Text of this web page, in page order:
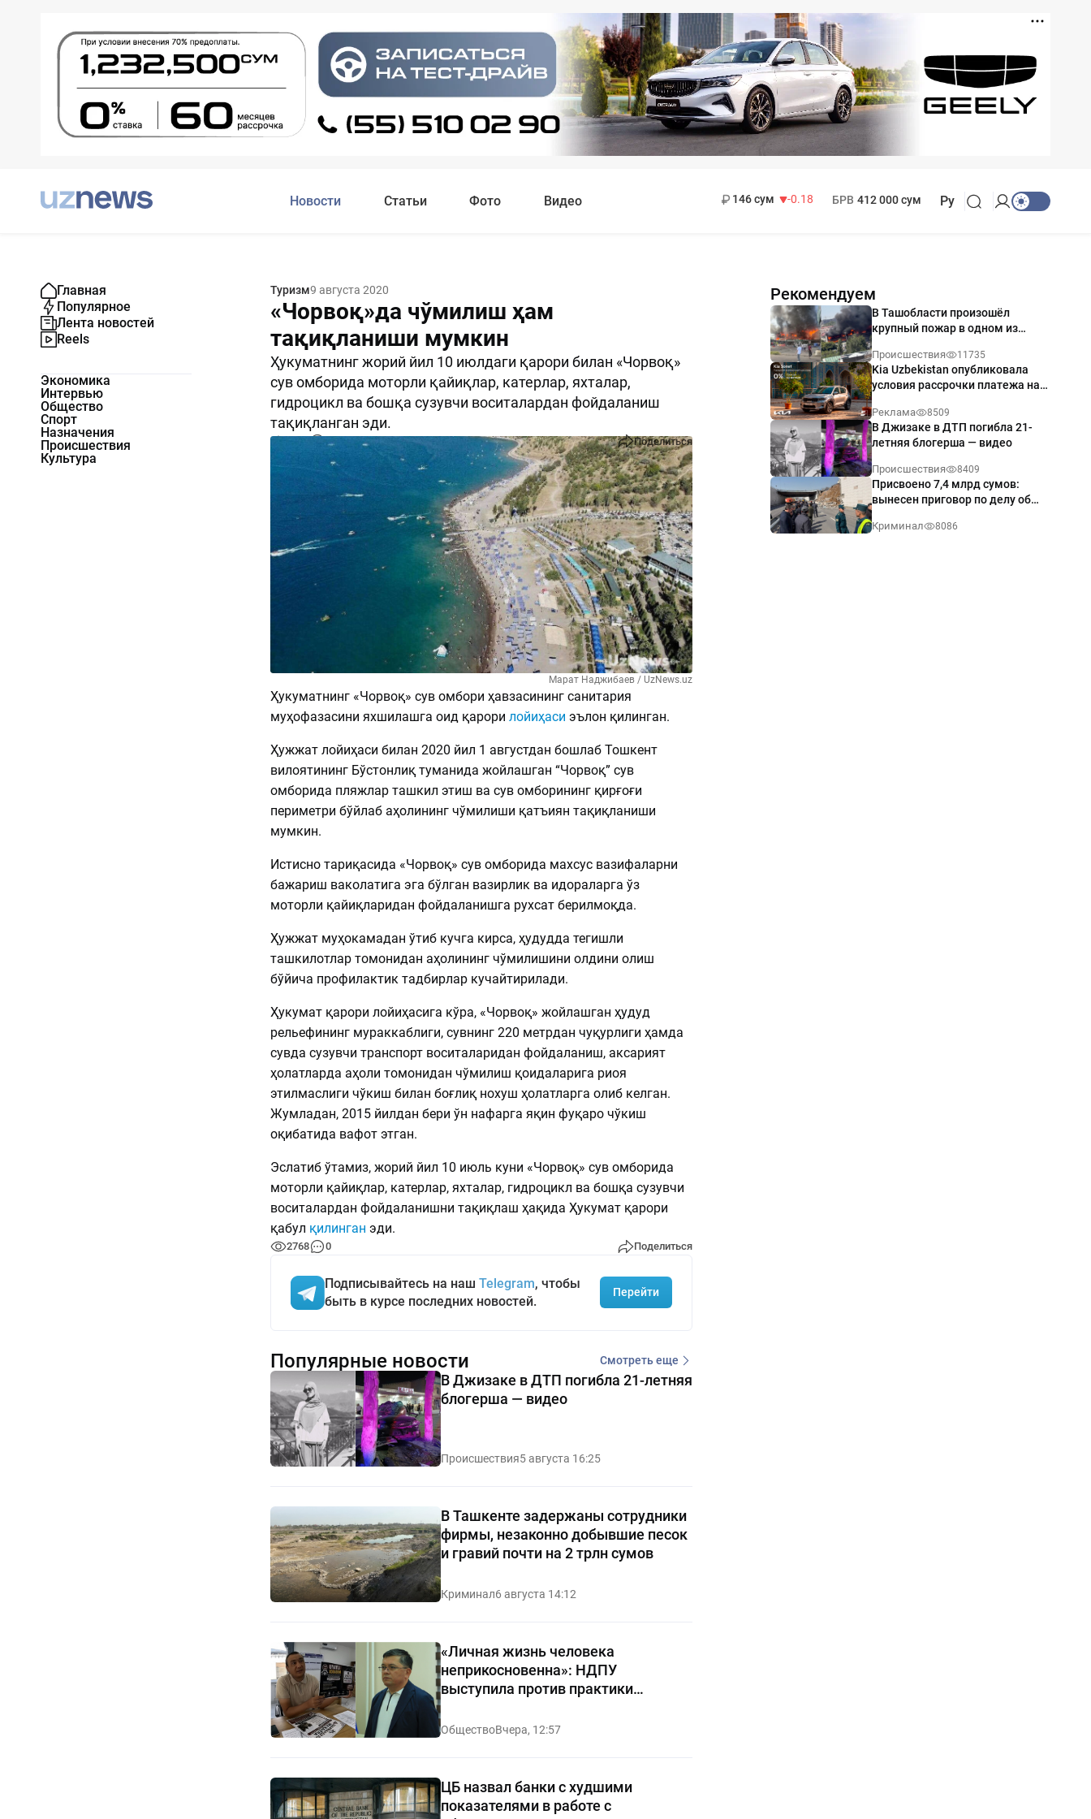
Новости Статьи Фото Видео
146 сум
-0.18
БРВ 412 000 сум Ру
Главная
Популярное
Лента новостей
Reels
Экономика
Интервью
Общество
Спорт
Назначения
Происшествия
Культура
Туризм9 августа 2020
«Чорвоқ»да чўмилиш ҳам
тақиқланиши мумкин
Ҳукуматнинг жорий йил 10 июлдаги қарори билан «Чорвоқ»
сув омборида моторли қайиқлар, катерлар, яхталар,
гидроцикл ва бошқа сузувчи воситалардан фойдаланиш
тақиқланган эди.
0 Поделиться
Марат Наджибаев / UzNews.uz
Ҳукуматнинг «Чорвоқ» сув омбори ҳавзасининг санитария
муҳофазасини яхшилашга оид қарори лойиҳаси эълон қилинган.
Ҳужжат лойиҳаси билан 2020 йил 1 августдан бошлаб Тошкент
вилоятининг Бўстонлиқ туманида жойлашган “Чорвоқ” сув
омборида пляжлар ташкил этиш ва сув омборининг қирғоғи
периметри бўйлаб аҳолининг чўмилиши қатъиян тақиқланиши
мумкин.
Истисно тариқасида «Чорвоқ» сув омборида махсус вазифаларни
бажариш ваколатига эга бўлган вазирлик ва идораларга ўз
моторли қайиқларидан фойдаланишга рухсат берилмоқда.
Ҳужжат муҳокамадан ўтиб кучга кирса, ҳудудда тегишли
ташкилотлар томонидан аҳолининг чўмилишини олдини олиш
бўйича профилактик тадбирлар кучайтирилади.
Ҳукумат қарори лойиҳасига кўра, «Чорвоқ» жойлашган ҳудуд
рельефининг мураккаблиги, сувнинг 220 метрдан чуқурлиги ҳамда
сувда сузувчи транспорт воситаларидан фойдаланиш, аксарият
ҳолатларда аҳоли томонидан чўмилиш қоидаларига риоя
этилмаслиги чўкиш билан боғлиқ нохуш ҳолатларга олиб келган.
Жумладан, 2015 йилдан бери ўн нафарга яқин фуқаро чўкиш
оқибатида вафот этган.
Эслатиб ўтамиз, жорий йил 10 июль куни «Чорвоқ» сув омборида
моторли қайиқлар, катерлар, яхталар, гидроцикл ва бошқа сузувчи
воситалардан фойдаланишни тақиқлаш ҳақида Ҳукумат қарори
қабул қилинган эди.
2768 0 Поделиться
Подписывайтесь на наш Telegram, чтобы
быть в курсе последних новостей.
Перейти
Рекомендуем
В Ташобласти произошёл
крупный пожар в одном из
Происшествия 11735
Kia Uzbekistan опубликовала
условия рассрочки платежа на
годовых
Реклама 8509
В Джизаке в ДТП погибла 21-
летняя блогерша — видео
Происшествия 8409
Присвоено 7,4 млрд сумов:
вынесен приговор по делу об
Ташкенте
Криминал 8086
Популярные новости Смотреть еще
В Джизаке в ДТП погибла 21-летняя
блогерша — видео
Происшествия5 августа 16:25
В Ташкенте задержаны сотрудники
фирмы, незаконно добывшие песок
и гравий почти на 2 трлн сумов
Криминал6 августа 14:12
«Личная жизнь человека
неприкосновенна»: НДПУ
выступила против практики
«позорных домов и махаллей»
ОбществоВчера, 12:57
ЦБ назвал банки с худшими
показателями в работе с